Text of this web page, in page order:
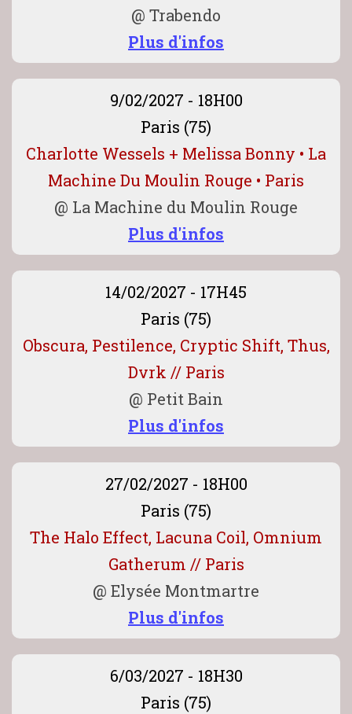
@ Trabendo
Plus d'infos
9/02/2027 - 18H00
Paris (75)
Charlotte Wessels + Melissa Bonny • La
Machine Du Moulin Rouge • Paris
@ La Machine du Moulin Rouge
Plus d'infos
14/02/2027 - 17H45
Paris (75)
Obscura, Pestilence, Cryptic Shift, Thus,
Dvrk // Paris
@ Petit Bain
Plus d'infos
27/02/2027 - 18H00
Paris (75)
The Halo Effect, Lacuna Coil, Omnium
Gatherum // Paris
@ Elysée Montmartre
Plus d'infos
6/03/2027 - 18H30
Paris (75)